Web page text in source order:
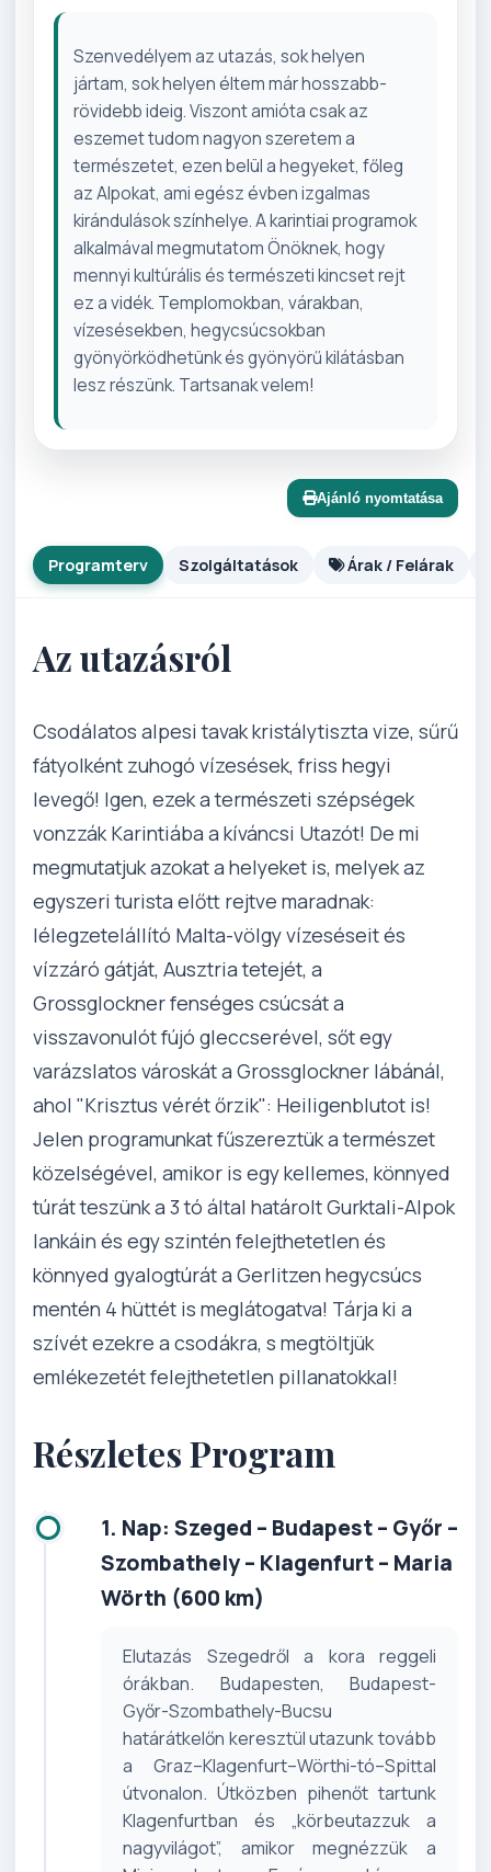
Szenvedélyem az utazás, sok helyen
jártam, sok helyen éltem már hosszabb-
rövidebb ideig. Viszont amióta csak az
eszemet tudom nagyon szeretem a
természetet, ezen belül a hegyeket, főleg
az Alpokat, ami egész évben izgalmas
kirándulások színhelye. A karintiai programok
alkalmával megmutatom Önöknek, hogy
mennyi kultúrális és természeti kincset rejt
ez a vidék. Templomokban, várakban,
vízesésekben, hegycsúcsokban
gyönyörködhetünk és gyönyörű kilátásban
lesz részünk. Tartsanak velem!
Ajánló nyomtatása
Programterv Szolgáltatások Árak / Felárak
Az utazásról
Csodálatos alpesi tavak kristálytiszta vize, sűrű
fátyolként zuhogó vízesések, friss hegyi
levegő! Igen, ezek a természeti szépségek
vonzzák Karintiába a kíváncsi Utazót! De mi
megmutatjuk azokat a helyeket is, melyek az
egyszeri turista előtt rejtve maradnak:
lélegzetelállító Malta-völgy vízeséseit és
vízzáró gátját, Ausztria tetejét, a
Grossglockner fenséges csúcsát a
visszavonulót fújó gleccserével, sőt egy
varázslatos városkát a Grossglockner lábánál,
ahol "Krisztus vérét őrzik": Heiligenblutot is!
Jelen programunkat fűszereztük a természet
közelségével, amikor is egy kellemes, könnyed
túrát teszünk a 3 tó által határolt Gurktali-Alpok
lankáin és egy szintén felejthetetlen és
könnyed gyalogtúrát a Gerlitzen hegycsúcs
mentén 4 hüttét is meglátogatva! Tárja ki a
szívét ezekre a csodákra, s megtöltjük
emlékezetét felejthetetlen pillanatokkal!
Részletes Program
1. Nap: Szeged – Budapest – Győr –
Szombathely – Klagenfurt – Maria
Wörth (600 km)
Elutazás Szegedről a kora reggeli
órákban. Budapesten, Budapest-
Győr-Szombathely-Bucsu
határátkelőn keresztül utazunk tovább
a Graz–Klagenfurt–Wörthi-tó–Spittal
útvonalon. Útközben pihenőt tartunk
Klagenfurtban és „körbeutazzuk a
nagyvilágot”, amikor megnézzük a